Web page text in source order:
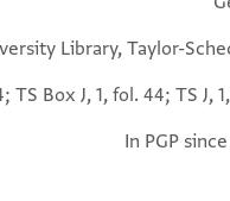
Library, Taylor-
TS Box J, 1, fol. 44; TS J,
In PGP